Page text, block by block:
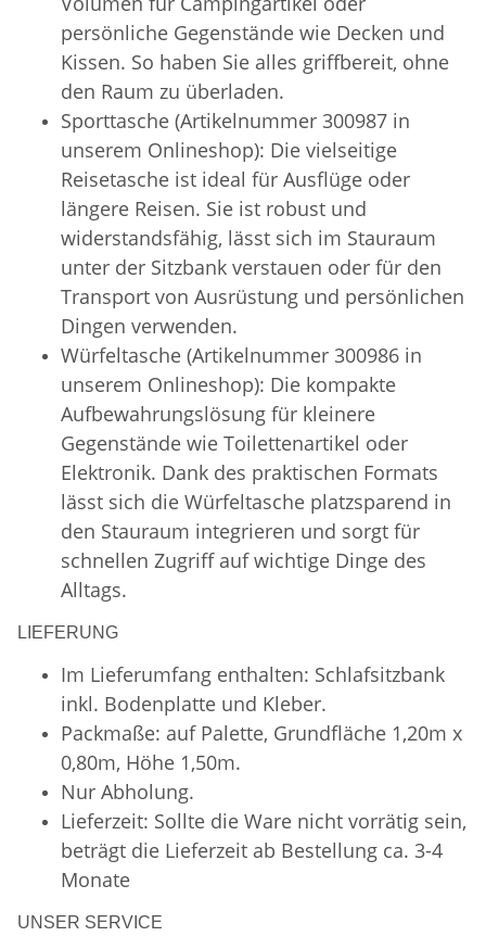
persönliche Gegenstände wie Decken und
Kissen. So haben Sie alles griffbereit, ohne
den Raum zu überladen.
Sporttasche (Artikelnummer 300987 in
unserem Onlineshop): Die vielseitige
Reisetasche ist ideal für Ausflüge oder
längere Reisen. Sie ist robust und
widerstandsfähig, lässt sich im Stauraum
unter der Sitzbank verstauen oder für den
Transport von Ausrüstung und persönlichen
Dingen verwenden.
Würfeltasche (Artikelnummer 300986 in
unserem Onlineshop): Die kompakte
Aufbewahrungslösung für kleinere
Gegenstände wie Toilettenartikel oder
Elektronik. Dank des praktischen Formats
lässt sich die Würfeltasche platzsparend in
den Stauraum integrieren und sorgt für
schnellen Zugriff auf wichtige Dinge des
Alltags.
LIEFERUNG
Im Lieferumfang enthalten: Schlafsitzbank
inkl. Bodenplatte und Kleber.
Packmaße: auf Palette, Grundfläche 1,20m x
0,80m, Höhe 1,50m.
Nur Abholung.
Lieferzeit: Sollte die Ware nicht vorrätig sein,
beträgt die Lieferzeit ab Bestellung ca. 3-4
Monate
UNSER SERVICE